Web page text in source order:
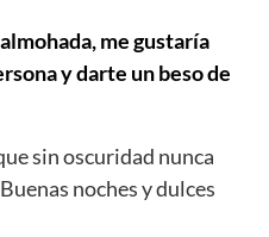
me gustaría
y darte un beso de
sin oscuridad nunca
noches y dulces